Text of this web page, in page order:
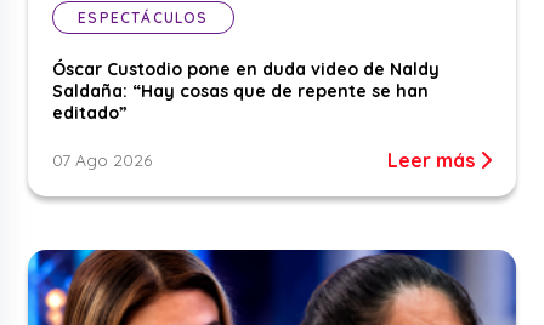
ESPECTÁCULOS
Óscar Custodio pone en duda video de Naldy
Saldaña: “Hay cosas que de repente se han
editado”
07 Ago 2026 Leer más